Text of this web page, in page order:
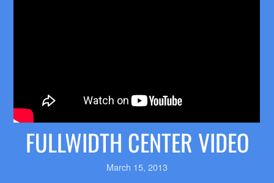
FULLWIDTH CENTER VIDEO
March 15, 2013